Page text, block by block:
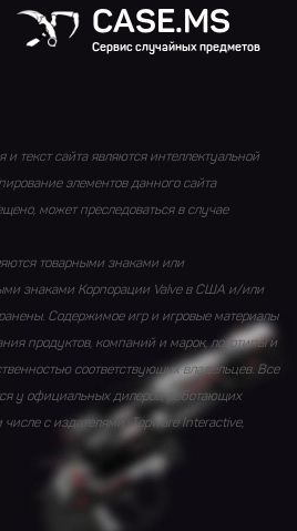
CASE.MS
Сервис случайных предметов
текст сайта являются интеллектуальной
элементов данного сайта
может преследоваться в случае
товарными знаками или
знаками Корпорации Valve в США и/или
Содержимое игр и игровые материалы
продуктов, компаний и марок, логотипы и
соответствующих владельцев. Все
у официальных дилеров, работающих
с издателями: Topware Interactive,